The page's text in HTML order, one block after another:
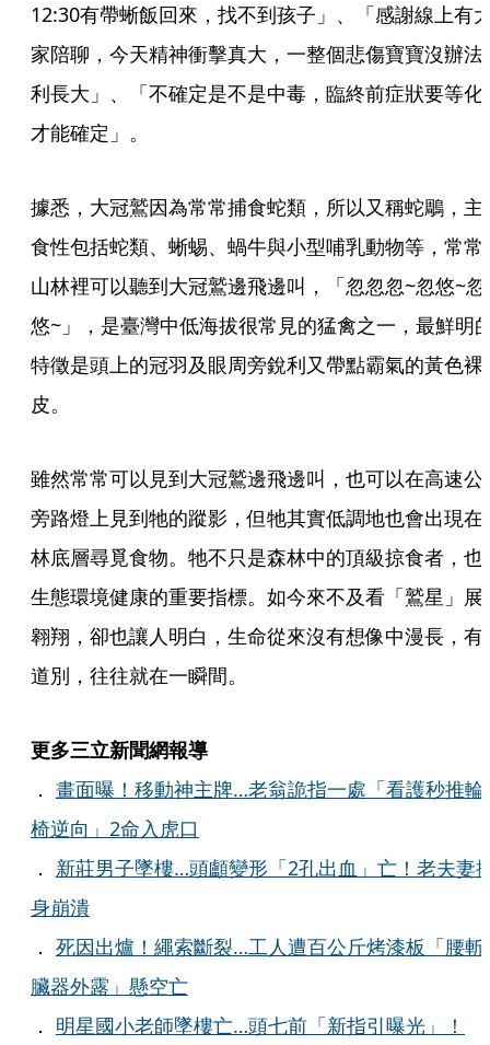
12:30有帶蜥飯回來，找不到孩子」、「感謝線上有
家陪聊，今天精神衝擊真大，一整個悲傷寶寶沒辦法
利長大」、「不確定是不是中毒，臨終前症狀要等化
才能確定」。
據悉，大冠鷲因為常常捕食蛇類，所以又稱蛇鵰，主
食性包括蛇類、蜥蜴、蝸牛與小型哺乳動物等，常常
山林裡可以聽到大冠鷲邊飛邊叫，「忽忽忽~忽悠~忽
悠~」，是臺灣中低海拔很常見的猛禽之一，最鮮明
特徵是頭上的冠羽及眼周旁銳利又帶點霸氣的黃色裸
皮。
雖然常常可以見到大冠鷲邊飛邊叫，也可以在高速公
旁路燈上見到牠的蹤影，但牠其實低調地也會出現在
林底層尋覓食物。牠不只是森林中的頂級掠食者，也
生態環境健康的重要指標。如今來不及看「鷲星」展
翱翔，卻也讓人明白，生命從來沒有想像中漫長，有
道別，往往就在一瞬間。
更多三立新聞網報導
． 畫面曝！移動神主牌…老翁詭指一處「看護秒推輪
椅逆向」2命入虎口
． 新莊男子墜樓…頭顱變形「2孔出血」亡！老夫妻
身崩潰
． 死因出爐！繩索斷裂…工人遭百公斤烤漆板「腰斬
臟器外露」懸空亡
． 明星國小老師墜樓亡…頭七前「新指引曝光」！